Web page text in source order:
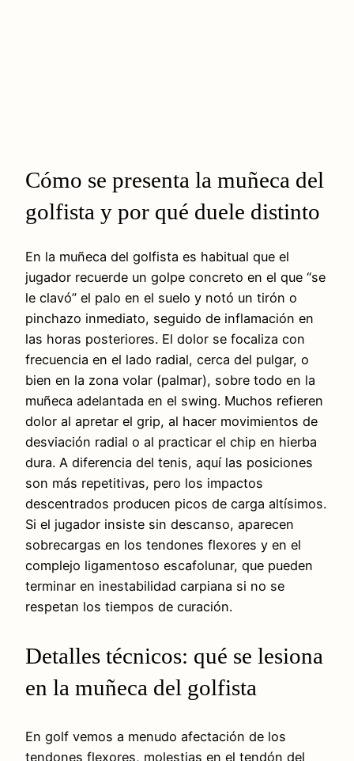
Cómo se presenta la muñeca del
golfista y por qué duele distinto
En la muñeca del golfista es habitual que el
jugador recuerde un golpe concreto en el que “se
le clavó” el palo en el suelo y notó un tirón o
pinchazo inmediato, seguido de inflamación en
las horas posteriores. El dolor se focaliza con
frecuencia en el lado radial, cerca del pulgar, o
bien en la zona volar (palmar), sobre todo en la
muñeca adelantada en el swing. Muchos refieren
dolor al apretar el grip, al hacer movimientos de
desviación radial o al practicar el chip en hierba
dura. A diferencia del tenis, aquí las posiciones
son más repetitivas, pero los impactos
descentrados producen picos de carga altísimos.
Si el jugador insiste sin descanso, aparecen
sobrecargas en los tendones flexores y en el
complejo ligamentoso escafolunar, que pueden
terminar en inestabilidad carpiana si no se
respetan los tiempos de curación.
Detalles técnicos: qué se lesiona
en la muñeca del golfista
En golf vemos a menudo afectación de los
tendones flexores, molestias en el tendón del